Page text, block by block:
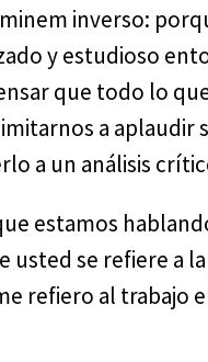
inverso:
y estudioso
que todo lo
a aplaudir
a un análisis
estamos
usted se refiere a
refiero al trabajo